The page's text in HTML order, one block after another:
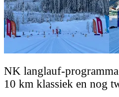
NK langlauf-
10 km klassiek en nog